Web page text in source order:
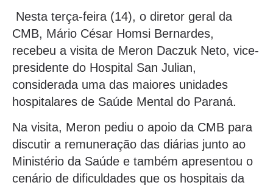
Nesta terça-feira (14), o diretor geral da
CMB, Mário César Homsi Bernardes,
recebeu a visita de Meron Daczuk Neto, vice-
presidente do Hospital San Julian,
considerada uma das maiores unidades
hospitalares de Saúde Mental do Paraná.
Na visita, Meron pediu o apoio da CMB para
discutir a remuneração das diárias junto ao
Ministério da Saúde e também apresentou o
cenário de dificuldades que os hospitais da